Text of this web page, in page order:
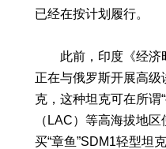
已经在按计划履行。
此前，印度《经济
正在与俄罗斯开展高级
克，这种坦克可在所谓
（LAC）等高海拔地
买“章鱼”SDM1轻型坦